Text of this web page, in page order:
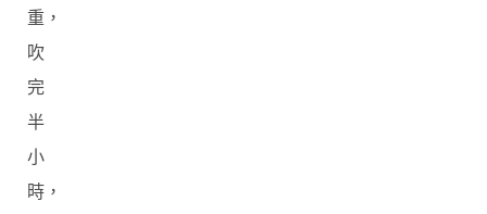
重，
吹
完
半
小
時，